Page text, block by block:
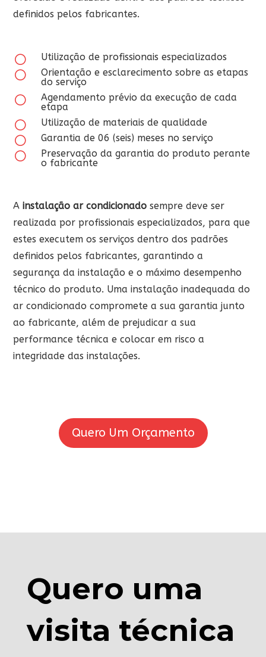
definidos pelos fabricantes.
[ Utilização de profissionais especializados
[
Orientação e esclarecimento sobre as etapas
do serviço
[
Agendamento prévio da execução de cada
etapa
[ Utilização de materiais de qualidade
[ Garantia de 06 (seis) meses no serviço
[
Preservação da garantia do produto perante
o fabricante
Ainstalação ar condicionado sempre deve ser
realizada por profissionais especializados, para que
estes executem os serviços dentro dos padrões
definidos pelos fabricantes, garantindo a
segurança da instalação e o máximo desempenho
técnico do produto. Uma instalação inadequada do
ar condicionado compromete a sua garantia junto
ao fabricante, além de prejudicar a sua
performance técnica e colocar em risco a
integridade das instalações.
Quero Um Orçamento
Quero uma
visita técnica